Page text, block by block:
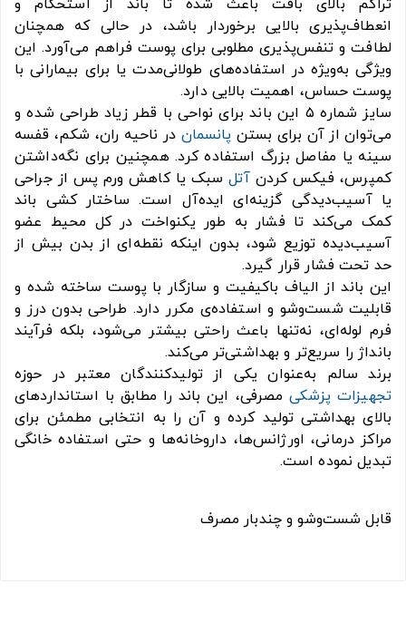
تراکم بالای بافت باعث شده تا باند از استحکام و
انعطاف‌پذیری بالایی برخوردار باشد، در حالی‌ که همچنان
لطافت و تنفس‌پذیری مطلوبی برای پوست فراهم می‌آورد. این
ویژگی به‌ویژه در استفاده‌های طولانی‌مدت یا برای بیمارانی با
پوست حساس، اهمیت بالایی دارد.
سایز شماره ۵ این باند برای نواحی با قطر زیاد طراحی شده و
می‌توان از آن برای بستن پانسمان در ناحیه ران، شکم، قفسه
سینه یا مفاصل بزرگ استفاده کرد. همچنین برای نگه‌داشتن
کمپرس، فیکس کردن آتلسبک یا کاهش ورم پس از جراحی
یا آسیب‌دیدگی گزینه‌ای ایده‌آل است. ساختار کشی باند
کمک می‌کند تا فشار به طور یکنواخت در کل محیط عضو
آسیب‌دیده توزیع شود، بدون اینکه نقطه‌ای از بدن بیش از
حد تحت فشار قرار گیرد.
این باند از الیاف باکیفیت و سازگار با پوست ساخته شده و
قابلیت شست‌وشو و استفاده‌ی مکرر دارد. طراحی بدون درز و
فرم لوله‌ای، نه‌تنها باعث راحتی بیشتر می‌شود، بلکه فرآیند
بانداژ را سریع‌تر و بهداشتی‌تر می‌کند.
برند سالم به‌عنوان یکی از تولیدکنندگان معتبر در حوزه
تجهیزات پزشکیمصرفی، این باند را مطابق با استانداردهای
بالای بهداشتی تولید کرده و آن را به انتخابی مطمئن برای
مراکز درمانی، اورژانس‌ها، داروخانه‌ها و حتی استفاده خانگی
تبدیل نموده است.
قابل شست‌وشو و چندبار مصرف